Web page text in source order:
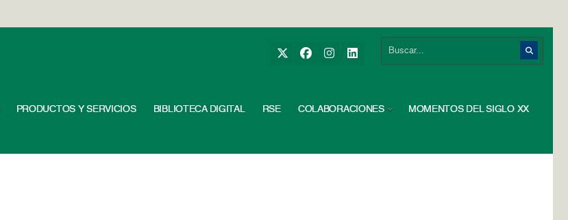
PRODUCTOS Y SERVICIOS BIBLIOTECA DIGITAL RSE COLABORACIONES MOMENTOS DEL SIGLO XX